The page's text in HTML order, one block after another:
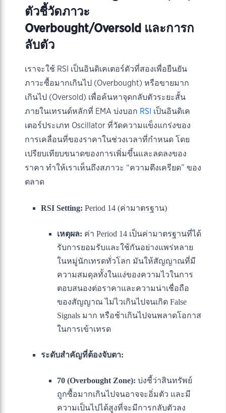
ตัวชี้วัดภาวะ
Overbought/Oversold และการก
ลับตัว
เราจะใช้ RSI เป็นอินดิเคเตอร์ตัวที่สองเพื่อยืนยัน
ภาวะซื้อมากเกินไป (Overbought) หรือขายมาก
เกินไป (Oversold) เพื่อค้นหาจุดกลับตัวระยะสั้น
ภายในเทรนด์หลักที่ EMA บ่งบอก RSI
เป็นอินดิเค
เตอร์ประเภท Oscillator ที่วัดความแข็งแกร่งของ
การเคลื่อนที่ของราคาในช่วงเวลาที่กำหนด โดย
เปรียบเทียบขนาดของการเพิ่มขึ้นและลดลงของ
ราคา ทำให้เราเห็นถึงสภาวะ “ความตึงเครียด” ของ
ตลาด
RSI Setting: Period 14 (ค่ามาตรฐาน)
เหตุผล: ค่า Period 14 เป็นค่ามาตรฐานที่ได้
รับการยอมรับและใช้กันอย่างแพร่หลาย
ในหมู่นักเทรดทั่วโลก มันให้สัญญาณที่มี
ความสมดุลทั้งในแง่ของความไวในการ
ตอบสนองต่อราคาและความน่าเชื่อถือ
ของสัญญาณ ไม่ไวเกินไปจนเกิด False
Signals มาก หรือช้าเกินไปจนพลาดโอกาส
ในการเข้าเทรด
ระดับสำคัญที่ต้องจับตา:
70 (Overbought Zone): บ่งชี้ว่าสินทรัพย์
ถูกซื้อมากเกินไปจนอาจจะอิ่มตัว และมี
ความเป็นไปได้สูงที่จะมีการกลับตัวลง